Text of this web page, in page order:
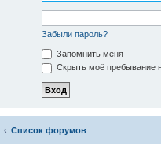
Забыли пароль?
Запомнить меня
Скрыть моё пребывание
Список форумов